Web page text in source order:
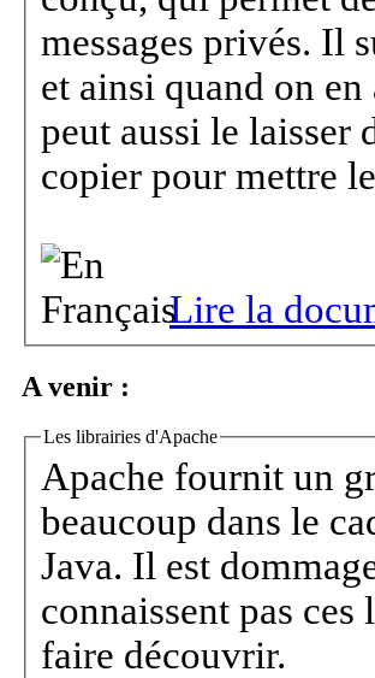
messages privés. Il
et ainsi quand on en a besoin, on
peut aussi le laisser
copier
Lire la
A venir :
Les librairies d'Apache
Apache fournit un
beaucoup dans le
Java. Il est
connaissent pas
faire découvrir.